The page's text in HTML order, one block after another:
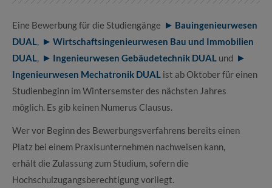
Eine Bewerbung für die Studiengänge
Bauingenieurwesen
DUAL,
Wirtschaftsingenieurwesen Bau und Immobilien
DUAL, Ingenieurwesen Gebäudetechnik DUAL und
Ingenieurwesen Mechatronik DUAL ist ab Oktober für einen
Studienbeginn im Wintersemster des nächsten Jahres
möglich. Es gib keinen Numerus Clausus.
Wer vor Beginn des Bewerbungsverfahrens bereits einen
Platz bei einem Praxisunternehmen nachweisen kann,
erhält die Zulassung zum Studium, sofern die
Hochschulzugangsberechtigung vorliegt.